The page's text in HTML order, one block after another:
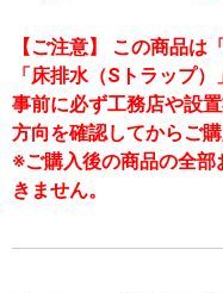
【ご注意】 この商品は
「床排水（Sトラップ）
事前に必ず工務店や設
方向を確認してからご購
※ご購入後の商品の全
きません。